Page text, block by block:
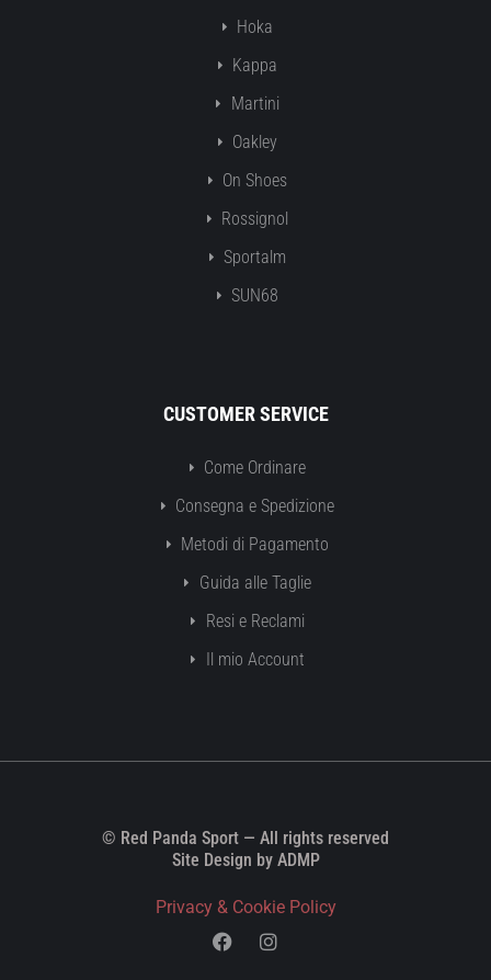
Hoka
Kappa
Martini
Oakley
On Shoes
Rossignol
Sportalm
SUN68
CUSTOMER SERVICE
Come Ordinare
Consegna e Spedizione
Metodi di Pagamento
Guida alle Taglie
Resi e Reclami
Il mio Account
© Red Panda Sport — All rights reserved
Site Design by ADMP
Privacy & Cookie Policy